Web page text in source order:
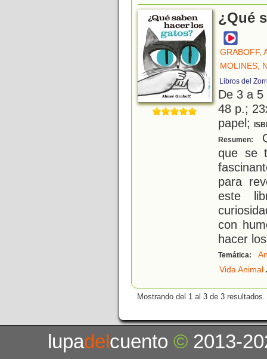
¿Qué
GRABOFF,
MOLINES,
Libros del
De 3 a
48 p.;
papel;
Resumen:
que se
para
este
con
hacer
Temática:
Vida Animal
Mostrando del 1 al 3 de 3 resultados.
lupadelcuento© 2013-